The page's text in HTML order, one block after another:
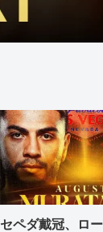
セペダ戴冠、ロ